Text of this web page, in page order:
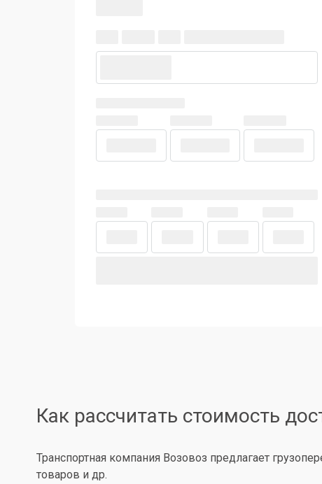
Как рассчитать стоимость
Транспортная компания Возовоз предлагает
товаров и др.